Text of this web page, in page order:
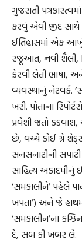
ગુજરાતી
કરવું એવી જીદ સાથે
ઈતિહાસમાં એક આખું
રજૂઆત, નવી શૈલી,
ફેરવી લેતી ભાષા,
વ્યવસ્થાનું નેટવર્ક.
ખરી. પોતાના
પ્રવેશી જતો
છે, વચ્ચે કોઈ ગ્રે
સનસનાટીની
સાહિત્ય અકાદમીનું
‘સમકાલીને’ પહેલે
ખપતા’) અને જે
‘સમકાલીન’ના
દે, સબ કી ખબર લે.